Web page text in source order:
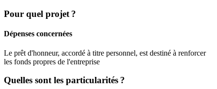
Pour quel projet ?
Dépenses concernées
Le prêt d'honneur, accordé à titre personnel, est destiné à renforcer
les fonds propres de l'entreprise
Quelles sont les particularités ?